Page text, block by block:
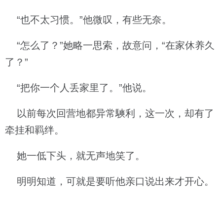
“也不太习惯。”他微叹，有些无奈。
“怎么了？”她略一思索，故意问，“在家休养久
了？”
“把你一个人丢家里了。”他说。
以前每次回营地都异常騻利，这一次，却有了
牵挂和羁绊。
她一低下头，就无声地笑了。
明明知道，可就是要听他亲口说出来才开心。